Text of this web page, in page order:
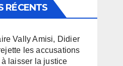
RÉCENTS
Vally Amisi, Didier
les accusations
laisser la justice